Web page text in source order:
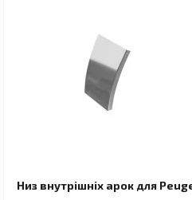
Низ внутрішніх арок для